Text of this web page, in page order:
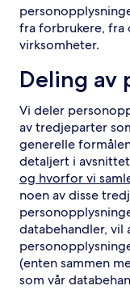
fra forbrukere,
virksomheter.
Deling av
Vi deler
av tredjeparter
generelle
detaljert i avsnittet
og hvorfor vi
noen av disse
databehandler, vil
(enten sammen
som vår